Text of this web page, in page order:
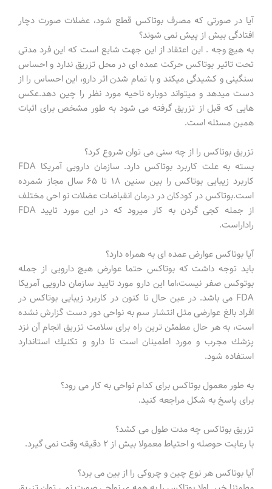
آیا در صورتی كه مصرف بوتاكس قطع شود، عضلات صورت دچار
افتادگی بیش از پیش نمی شوند؟
به هیچ وجه . این اعتقاد از این جهت شایع است كه این فرد مدتی
تحت تاثیر بوتاكس حركت عمده ای در محل تزریق ندارد و احساس
سنگینی و كشیدگی میكند و با تمام شدن اثر دارو، این احساس را از
دست میدهد و میتواند دوباره ناحیه مورد نظر را چین دهد.عكس
هایی كه قبل از تزریق گرفته می شود به طور مشخص برای اثبات
همین مسئله است.
تزریق بوتاكس را از چه سنی می توان شروع كرد؟
بسته به علت كاربرد بوتاكس دارد. سازمان دارویی آمریكا FDA
كاربرد زیبایی بوتاكس را بین سنین ۱۸ تا ۶۵ سال مجاز شمرده
است.بوتاكس در كودكان در درمان انقباضات عضلات نو احی مختلف
از جمله کجی گردن به كار میرود که در این مورد تایید FDA
راداراست.
آیا بوتاكس عوارض عمده ای به همراه دارد؟
باید توجه داشت كه بوتاکس حتما عوارض هیچ دارویی از جمله
بوتوكس صفر نیست،اما این دارو مورد تایید سازمان دارویی آمریكا
FDA می باشد. در عین حال تا كنون در كاربرد زیبایی بوتاكس در
افراد بالغ عوارضی مثل انتشار سم به نواحی دور دست گزارش نشده
است، به هر حال مطمئن ترین راه برای سلامت تزریق انجام آن نزد
پزشك مجرب و مورد اطمینان است تا دارو و تكنیك استاندارد
استفاده شود.
به طور معمول بوتاکس برای کدام نواحی به کار می رود؟
برای پاسخ به شکل مراجعه کنید.
تزریق بوتاکس چه مدت طول می کشد؟
با رعایت حوصله و احتیاط معمولا بیش از ۲ دقیقه وقت نمی گیرد.
آیا بوتاکس هر نوع چین و چروکی را از بین می برد؟